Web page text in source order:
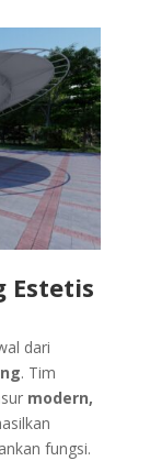
Estetis
dari
. Tim
modern,
fungsi.